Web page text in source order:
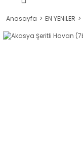
Anasayfa EN YENİLER